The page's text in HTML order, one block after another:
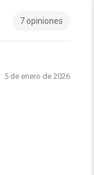
7 opiniones
5 de enero de 2026